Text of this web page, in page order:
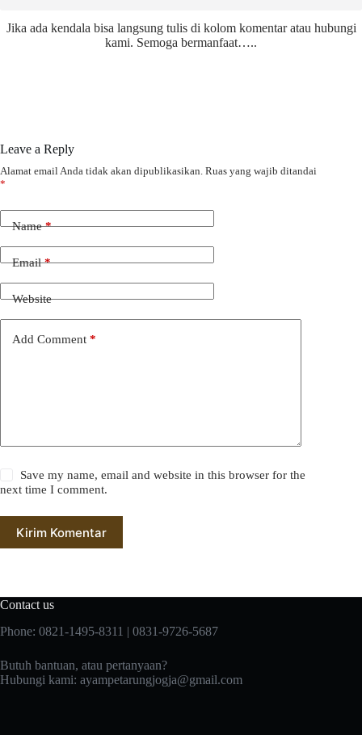
Jika ada kendala bisa langsung tulis di kolom komentar atau hubungi
kami. Semoga bermanfaat…..
Leave a Reply
Alamat email Anda tidak akan dipublikasikan. Ruas yang wajib ditandai
*
Name*
Email*
Website
Add Comment *
Save my name, email and website in this browser for the
next time I comment.
Kirim Komentar
Contact us
Phone: 0821-1495-8311 | 0831-9726-5687
Butuh bantuan, atau pertanyaan?
Hubungi kami: ayampetarungjogja@gmail.com